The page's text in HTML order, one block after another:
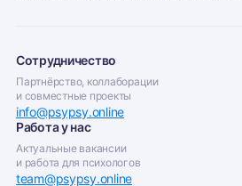
Сотрудничество
Партнёрство, коллаборации
и совместные проекты
info@psypsy.online
Работа у нас
Актуальные вакансии
и работа для психологов
team@psypsy.online